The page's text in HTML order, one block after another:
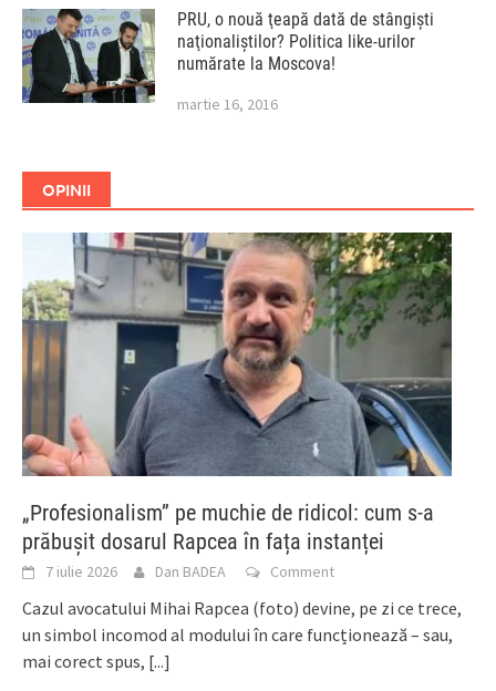
PRU, o nouă ţeapă dată de stângişti
naţionaliştilor? Politica like-urilor
numărate la Moscova!
martie 16, 2016
OPINII
„Profesionalism” pe muchie de ridicol: cum s-a
prăbușit dosarul Rapcea în fața instanței
7 iulie 2026 Dan BADEA Comment
Cazul avocatului Mihai Rapcea (foto) devine, pe zi ce trece,
un simbol incomod al modului în care funcționează – sau,
mai corect spus, [...]